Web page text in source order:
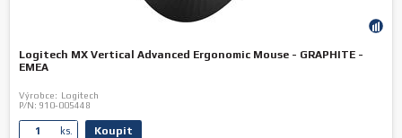
Logitech MX Vertical Advanced Ergonomic Mouse - GRAPHITE -
EMEA
Výrobce: Logitech
P/N: 910-005448
ks. Koupit